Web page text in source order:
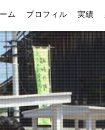
ム プロフィル 実績